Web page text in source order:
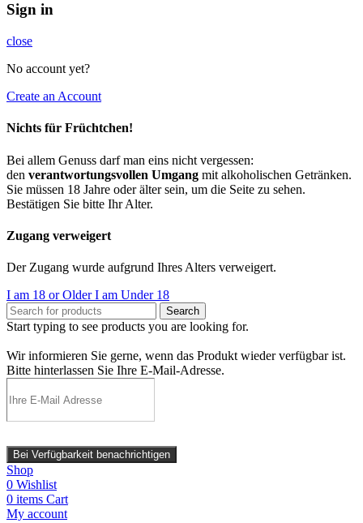
Sign in
close
No account yet?
Create an Account
Nichts für Früchtchen!
Bei allem Genuss darf man eins nicht vergessen:
den verantwortungsvollen Umgang mit alkoholischen Getränken.
Sie müssen 18 Jahre oder älter sein, um die Seite zu sehen.
Bestätigen Sie bitte Ihr Alter.
Zugang verweigert
Der Zugang wurde aufgrund Ihres Alters verweigert.
I am 18 or OlderI am Under 18
Search
Start typing to see products you are looking for.
Wir informieren Sie gerne, wenn das Produkt wieder verfügbar ist.
Bitte hinterlassen Sie Ihre E-Mail-Adresse.
Bei Verfügbarkeit benachrichtigen
Shop
0 Wishlist
0 items Cart
My account